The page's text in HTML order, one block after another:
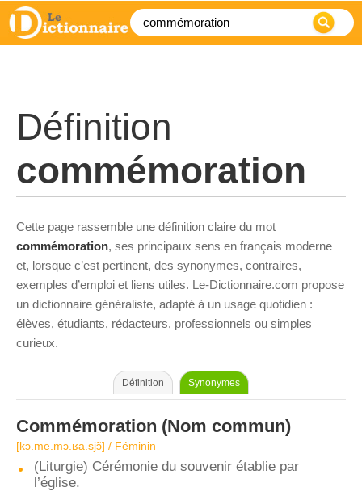
Définition
commémoration
Cette page rassemble une définition claire du mot
commémoration, ses principaux sens en français moderne
et, lorsque c’est pertinent, des synonymes, contraires,
exemples d’emploi et liens utiles. Le-Dictionnaire.com propose
un dictionnaire généraliste, adapté à un usage quotidien :
élèves, étudiants, rédacteurs, professionnels ou simples
curieux.
Définition Synonymes
Commémoration (Nom commun)
[kɔ.me.mɔ.ʁa.sjɔ̃] / Féminin
(Liturgie) Cérémonie du souvenir établie par
l’église.